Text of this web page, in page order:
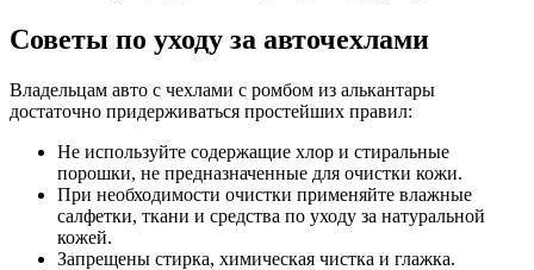
Советы по уходу за авточехлами
Владельцам авто с чехлами с ромбом из алькантары
достаточно придерживаться простейших правил:
Не используйте содержащие хлор и стиральные
порошки, не предназначенные для очистки кожи.
При необходимости очистки применяйте влажные
салфетки, ткани и средства по уходу за натуральной
кожей.
Запрещены стирка, химическая чистка и глажка.